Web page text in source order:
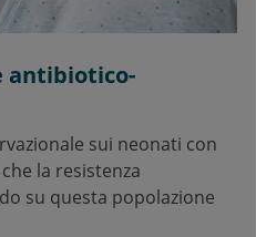
antibiotico-
sui neonati con
la resistenza
su questa popolazione